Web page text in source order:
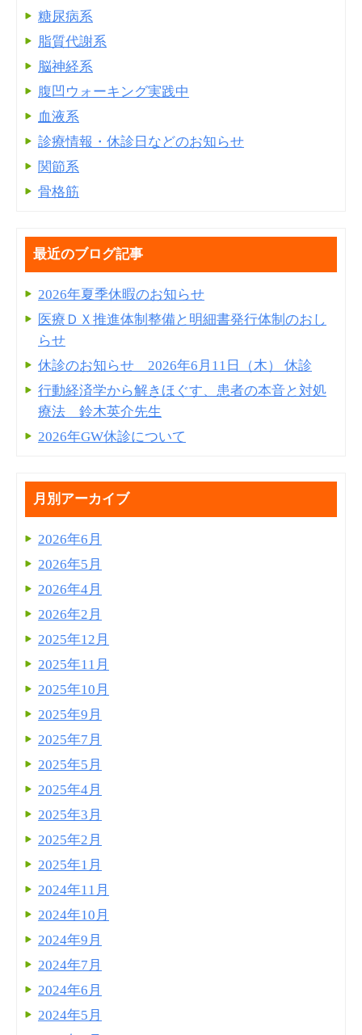
糖尿病系
脂質代謝系
脳神経系
腹凹ウォーキング実践中
血液系
診療情報・休診日などのお知らせ
関節系
骨格筋
最近のブログ記事
2026年夏季休暇のお知らせ
医療ＤＸ推進体制整備と明細書発⾏体制のおし
らせ
休診のお知らせ 2026年6月11日（木） 休診
行動経済学から解きほぐす、患者の本音と対処
療法 鈴木英介先生
2026年GW休診について
月別アーカイブ
2026年6月
2026年5月
2026年4月
2026年2月
2025年12月
2025年11月
2025年10月
2025年9月
2025年7月
2025年5月
2025年4月
2025年3月
2025年2月
2025年1月
2024年11月
2024年10月
2024年9月
2024年7月
2024年6月
2024年5月